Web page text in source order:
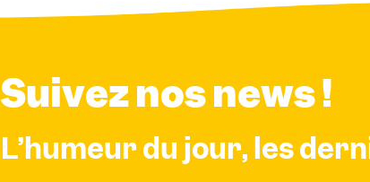
Suivez nos news !
L’humeur du jour, les